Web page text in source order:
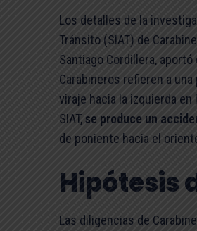
Los detalles de la
Tránsito (SIAT) de
Santiago Cordillera,
Carabineros refieren a
viraje hacia la izquierda
SIAT,se produce un
de poniente hacia el
Hipótesis
Las diligencias de